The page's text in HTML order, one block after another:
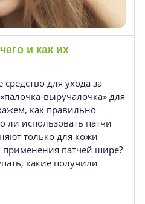
и как их
для ухода за
выручалочка» для
как правильно
ли использовать патчи
только для кожи
применения патчей шире?
какие получили